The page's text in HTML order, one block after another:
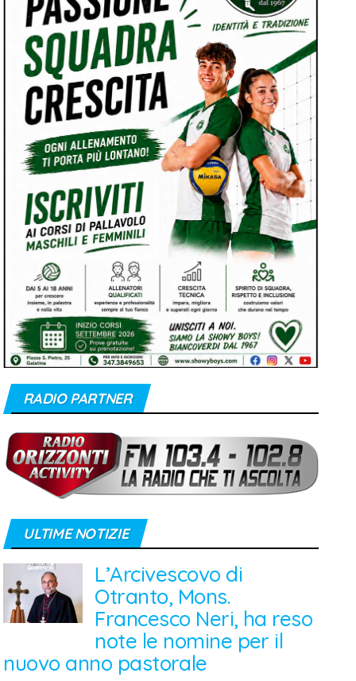
RADIO PARTNER
ULTIME NOTIZIE
L’Arcivescovo di
Otranto, Mons.
Francesco Neri, ha reso
note le nomine per il
nuovo anno pastorale